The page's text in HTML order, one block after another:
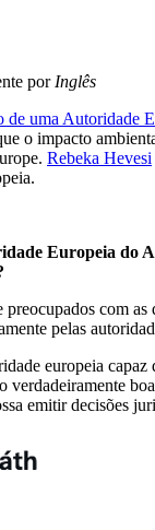
por Inglês
de uma Autoridade
o impacto
Rebeka Hevesi
Europeia do
preocupados com
pelas
europeia
emitir decisões